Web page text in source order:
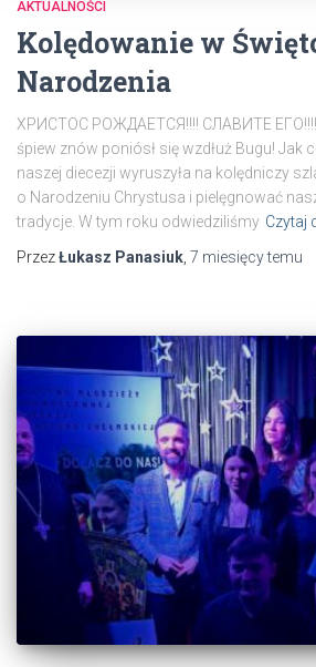
AKTUALNOŚCI
Kolędowanie w
Narodzenia
ХРИСТОС РОЖДАЕТСЯ!!!! СЛАВИТЕ ЕГО!!!!
śpiew znów poniósł się wzdłuż Bugu! Jak
naszej diecezji wyruszyła na kolędniczy
o Narodzeniu Chrystusa i pielęgnować
tradycje. W tym roku odwiedziliśmy Czytaj
PrzezŁukasz Panasiuk, 7 miesięcytemu